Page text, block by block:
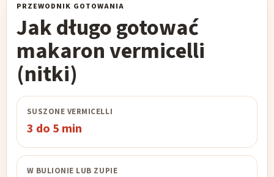
PODROBY
OWOCE MORZA KASZA
RYŻ
MAKARON
MROŻONKI
PRZEWODNIK GOTOWANIA
Jak długo gotować
makaron vermicelli
(nitki)
SUSZONE VERMICELLI
3 do 5 min
W BULIONIE LUB ZUPIE